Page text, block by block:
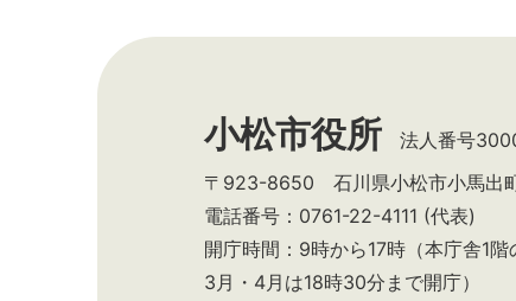
小松市役所
法人番号
〒923-8650 石川県小松市小馬出
電話番号：0761-22-4111 (代表)
開庁時間：9時から17時（本庁舎1
3月・4月は18時30分まで開庁）